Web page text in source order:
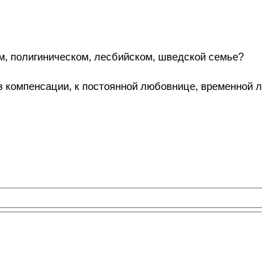
полигиническом, лесбийском, шведской семье?
к постоянной любовнице, временной